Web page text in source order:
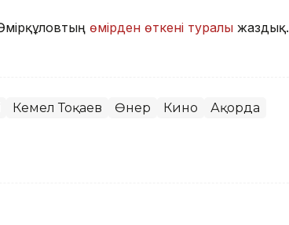
өмірден өткені туралы жаздық.
Кемел Тоқаев Өнер Кино Ақорда